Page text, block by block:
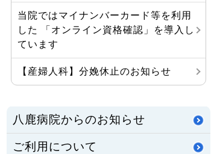
当院ではマイナンバーカード等を利用
した 「オンライン資格確認」を導入し
ています
【産婦人科】分娩休止のお知らせ
八鹿病院からのお知らせ
ご利用について